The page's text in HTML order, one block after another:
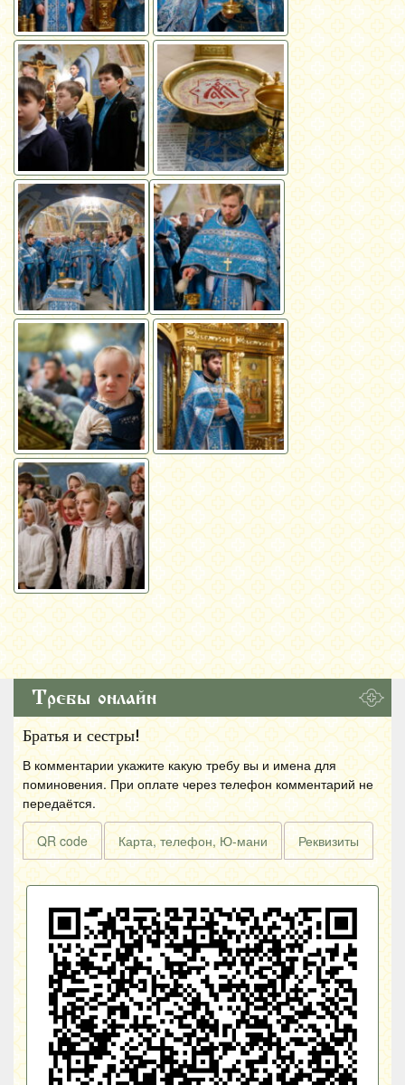
Требы онлайн
Братья и сестры!
В комментарии укажите какую требу вы и имена для
поминовения. При оплате через телефон комментарий не
передаётся.
QR code Карта, телефон, Ю-мани Реквизиты